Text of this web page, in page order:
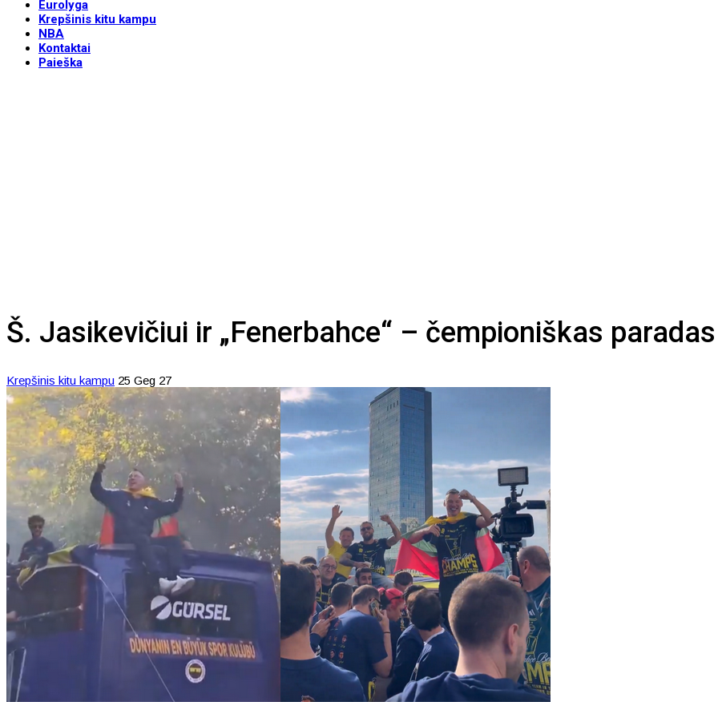
Eurolyga
Krepšinis kitu kampu
NBA
Kontaktai
Paieška
Š. Jasikevičiui ir „Fenerbahce“ – čempioniškas
Krepšinis kitu kampu 25 Geg 27